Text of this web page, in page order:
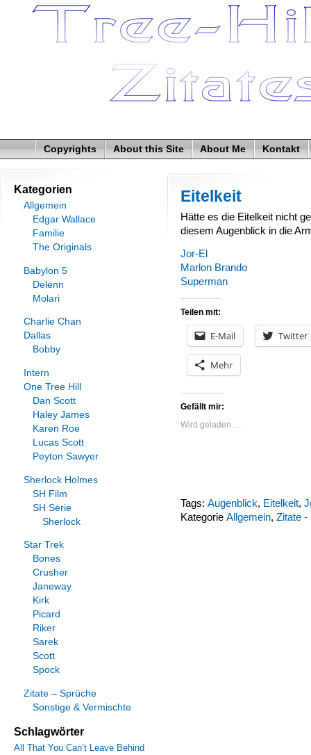
Copyrights About this Site About Me Kontakt
Eitelkeit
Hätte es die Eitelkeit nicht
diesem Augenblick in die
Jor-El
Marlon Brando
Superman
Teilen mit:
E-Mail Twitter
Mehr
Gefällt mir:
Wird geladen …
Tags: Augenblick, Eitelkeit,
Kategorie Allgemein, Zitate -
Kategorien
Allgemein
Edgar Wallace
Familie
The Originals
Babylon 5
Delenn
Molari
Charlie Chan
Dallas
Bobby
Intern
One Tree Hill
Dan Scott
Haley James
Karen Roe
Lucas Scott
Peyton Sawyer
Sherlock Holmes
SH Film
SH Serie
Sherlock
Star Trek
Bones
Crusher
Janeway
Kirk
Picard
Riker
Sarek
Scott
Spock
Zitate – Sprüche
Sonstige & Vermischte
Schlagwörter
All That You Can’t Leave Behind